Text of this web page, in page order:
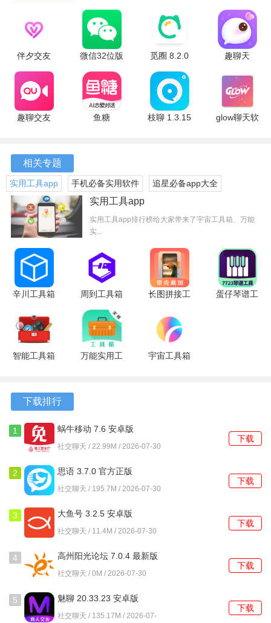
软件优势
1、信息全面
各种相关资讯，避免了在多个渠道查找的麻烦。
2、互动性强
粉丝们不仅可以浏览明星动态，还可以对其他粉丝的动态进
行评论和点赞，形成良好的互动氛围，提升追星的乐趣。
3、语音场景植入
应用中设有明星的语音提示功能，通过这些语音与偶像进行
对话，让追星体验更加生动和真实。
4、福利多多
除了常规的明星信息，用户还有机会获得免费门票和亲笔签
软件功能
时，应用会及时发送通知，确保用户不会错过任何动态。
得，增强彼此的联系。
活，提升追星的参与感。
的亲密感，提升追星的乐趣。
签名照等，增加追星的惊喜感。
伴夕交友
3.0.0.7 安
卓版
微信32位版
本 8.0.32
安卓版
觅圈 8.2.0
安卓版
趣聊天
版
趣聊交友
鱼糖
枝聊 1.3.15
glow聊天软
相关专题
实用工具app 手机必备实用软件 追星必备app大全
实用工具app
实用工具app排行榜给大家带来了宇宙工具箱、万能
实...
辛川工具箱
版
周到工具箱
1.1.5 安卓
版
长图拼接工
20.1.2017
安卓版
蛋仔琴谱工
智能工具箱
万能实用工
宇宙工具箱
下载排行
1 蜗牛移动 7.6 安卓版
社交聊天 / 22.99M / 2026-07-30
下载
2 思语 3.7.0 官方正版
社交聊天 / 195.7M / 2026-07-30
下载
3 大鱼号 3.2.5 安卓版
社交聊天 / 11.4M / 2026-07-30
下载
4 高州阳光论坛 7.0.4 最新版
社交聊天 / 0M / 2026-07-30
下载
5 魅聊 20.33.23 安卓版
社交聊天 / 135.17M / 2026-07-
下载